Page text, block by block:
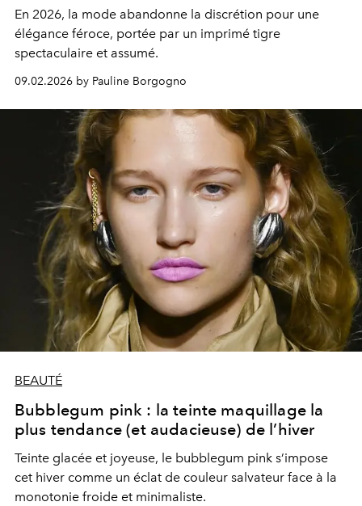
En 2026, la mode abandonne la discrétion pour une
élégance féroce, portée par un imprimé tigre
spectaculaire et assumé.
09.02.2026 by Pauline Borgogno
BEAUTÉ
Bubblegum pink : la teinte maquillage la
plus tendance (et audacieuse) de l’hiver
Teinte glacée et joyeuse, le bubblegum pink s’impose
cet hiver comme un éclat de couleur salvateur face à la
monotonie froide et minimaliste.